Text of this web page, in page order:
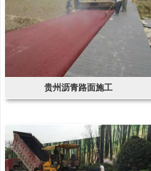
贵州沥青路面施工